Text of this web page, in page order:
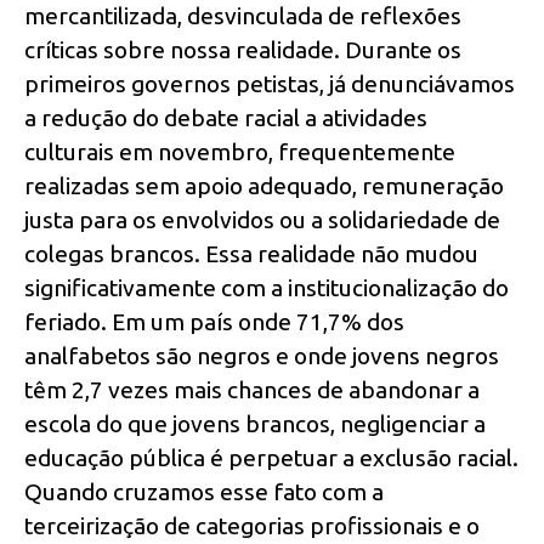
mercantilizada, desvinculada de reflexões
críticas sobre nossa realidade. Durante os
primeiros governos petistas, já denunciávamos
a redução do debate racial a atividades
culturais em novembro, frequentemente
realizadas sem apoio adequado, remuneração
justa para os envolvidos ou a solidariedade de
colegas brancos. Essa realidade não mudou
significativamente com a institucionalização do
feriado. Em um país onde 71,7% dos
analfabetos são negros e onde jovens negros
têm 2,7 vezes mais chances de abandonar a
escola do que jovens brancos, negligenciar a
educação pública é perpetuar a exclusão racial.
Quando cruzamos esse fato com a
terceirização de categorias profissionais e o